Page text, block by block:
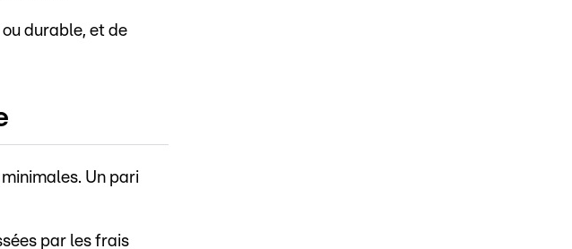
durable, et de
Un pari
par les frais